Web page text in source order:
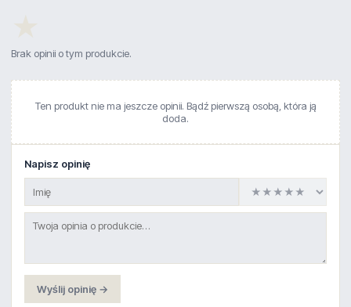
Brak opinii o tym produkcie.
Ten produkt nie ma jeszcze opinii. Bądź pierwszą osobą, która ją
doda.
Napisz opinię
Wyślij opinię →